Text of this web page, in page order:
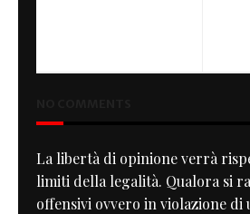
La libertà di opinione verrà
limiti della legalità. Qualora si
offensivi ovvero in violazione di